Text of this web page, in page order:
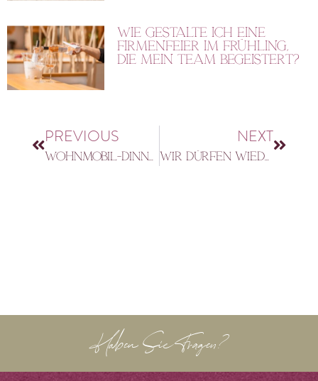
Wie gestalte ich eine
Firmenfeier im Frühling,
die mein Team begeistert?
PREVIOUS NEXT
Wir dürfen wieder öffnen!
Haben Sie Fragen?